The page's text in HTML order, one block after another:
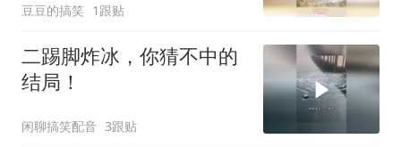
豆豆的搞笑 1跟贴
二踢脚炸冰，你猜不中的
结局！
闲聊搞笑配音 3跟贴